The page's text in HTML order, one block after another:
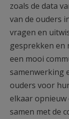
zoals de data
van de ouders
vragen en
gesprekken en
een mooi
samenwerking
ouders voor
elkaar
samen met de